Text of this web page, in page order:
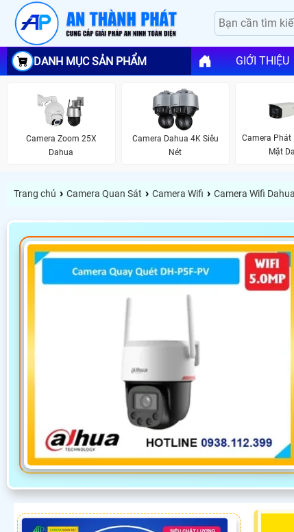
DANH MỤC SẢN PHẨM GIỚI THIỆU
Camera Zoom 25X
Dahua
Camera Dahua 4K Siêu
Nét
Camera Phát
Mặt
Trang chủ › Camera Quan Sát › Camera Wifi › Camera Wifi Dahua